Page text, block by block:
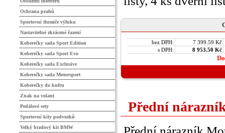
bez DPH:
7 399.59 Kč
s DPH:
8 953.50 Kč
Přední
Ochrana prahů
Sportovní tlumiče výfuku
Nastavitelné zkrácené řazení
Koberečky sada Sport Edition
Koberečky sada Sport Evo
Koberečky sada Exclusive
Koberečky sada Motorsport
Koberečky do kufru
Znak na volant
Pedálové sety
Sportovní kity podvozků
Velký brzdový kit BMW